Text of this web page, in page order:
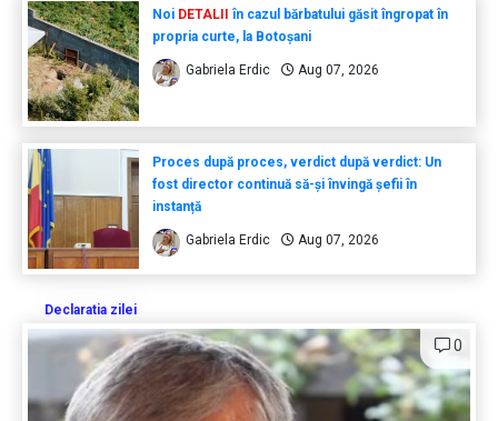
Noi DETALIIîn cazul bărbatului găsit îngropat în
propria curte, la Botoșani
Gabriela Erdic Aug 07, 2026
Proces după proces, verdict după verdict: Un
fost director continuă să-și învingă șefii în
instanță
Gabriela Erdic Aug 07, 2026
Declaratia zilei
0